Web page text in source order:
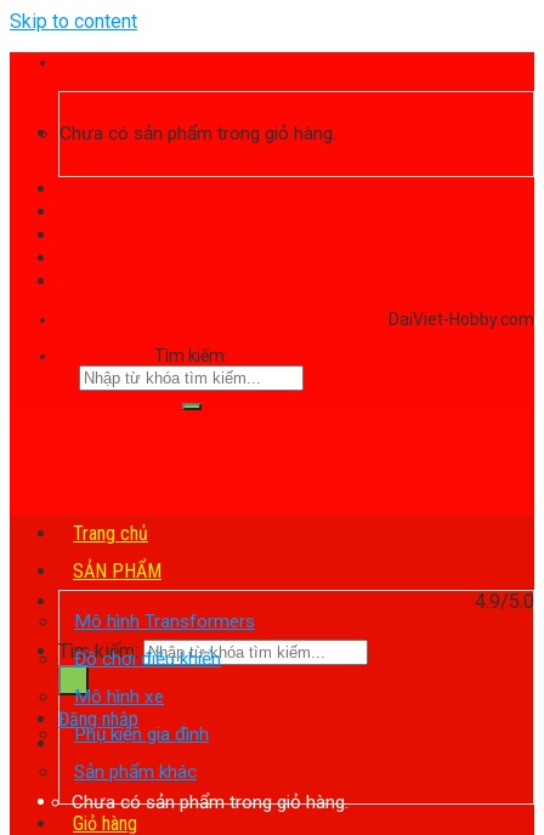
Skip to content
Chưa có sản phẩm trong giỏ hàng.
DaiViet-Hobby.com
Tìm kiếm:
4.9/5.0
Tìm kiếm:
Đăng nhập
Chưa có sản phẩm trong giỏ hàng.
Trang chủ
SẢN PHẨM
Mô hình Transformers
Đồ chơi điều khiển
Mô hình xe
Phụ kiện gia đình
Sản phẩm khác
Giỏ hàng